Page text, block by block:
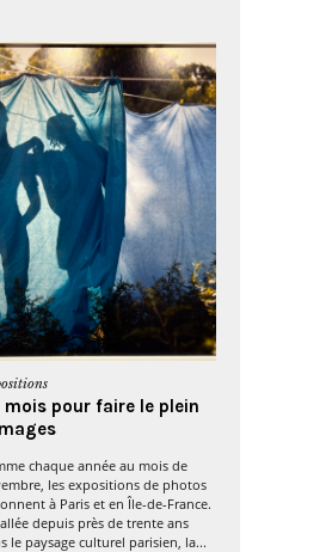
mois pour faire le plein
chaque année au mois de
les expositions de photos
à Paris et en Île-de-France.
depuis près de trente ans
le paysage culturel parisien, la...